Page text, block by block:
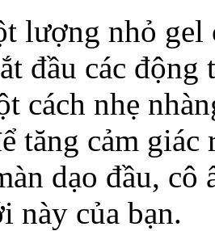
lượng nhỏ gel
đầu các
cách nhẹ
tăng cảm
dạo đầu,
này của bạn.